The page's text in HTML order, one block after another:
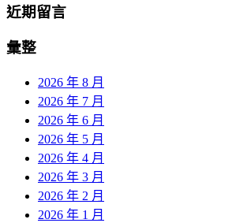
近期留言
彙整
2026 年 8 月
2026 年 7 月
2026 年 6 月
2026 年 5 月
2026 年 4 月
2026 年 3 月
2026 年 2 月
2026 年 1 月